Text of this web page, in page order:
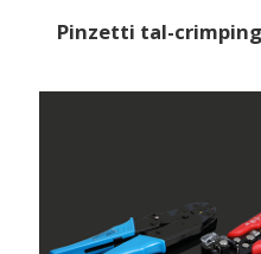
Pinzetti tal-